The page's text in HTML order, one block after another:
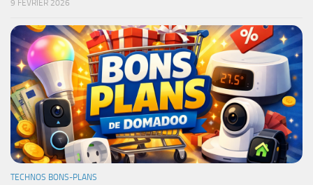
9 FÉVRIER 2026
TECHNOS BONS-PLANS